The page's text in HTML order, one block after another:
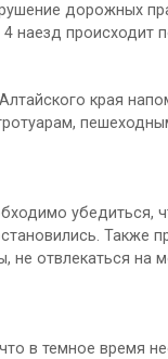
дорожных
наезд происходит
края
убедиться,
Также
не отвлекаться на
в темное время